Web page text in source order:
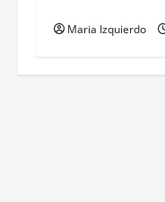
Maria Izquierdo